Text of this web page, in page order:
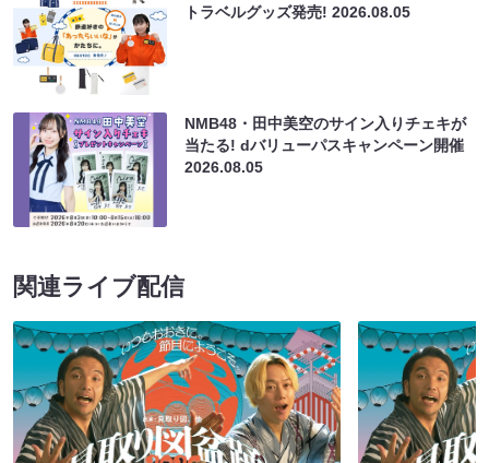
トラベルグッズ発売!2026.08.05
NMB48・田中美空のサイン入りチェキが
当たる! dバリューパスキャンペーン開催
2026.08.05
関連ライブ配信